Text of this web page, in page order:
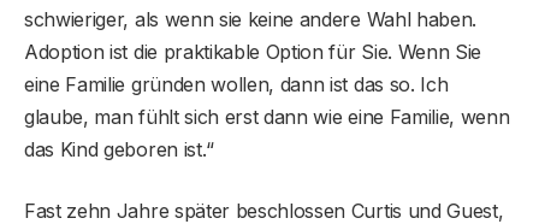
schwieriger, als wenn sie keine andere Wahl haben.
Adoption ist die praktikable Option für Sie. Wenn Sie
eine Familie gründen wollen, dann ist das so. Ich
glaube, man fühlt sich erst dann wie eine Familie, wenn
das Kind geboren ist.“
Fast zehn Jahre später beschlossen Curtis und Guest,